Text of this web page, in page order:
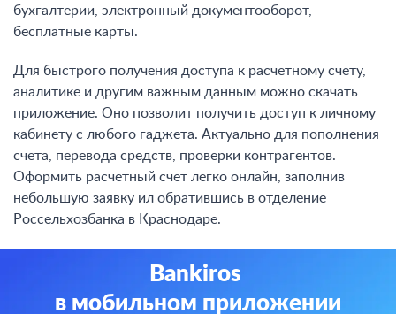
бухгалтерии, электронный документооборот,
бесплатные карты.
Для быстрого получения доступа к расчетному счету,
аналитике и другим важным данным можно скачать
приложение. Оно позволит получить доступ к личному
кабинету с любого гаджета. Актуально для пополнения
счета, перевода средств, проверки контрагентов.
Оформить расчетный счет легко онлайн, заполнив
небольшую заявку ил обратившись в отделение
Россельхозбанка в Краснодаре.
Bankiros
в мобильном приложении